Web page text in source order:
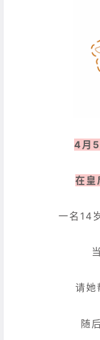
4月
在皇
一名14
请她
随